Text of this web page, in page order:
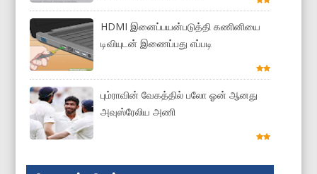
HDMI இனைப்பயன்படுத்தி கணினியை
டிவியுடன் இணைப்பது எப்படி
பும்ராவின் வேகத்தில் பலோ ஓன் ஆனது
அவுஸ்ரேலிய அணி